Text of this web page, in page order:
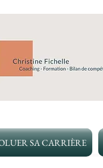
SA CARRIÈRE